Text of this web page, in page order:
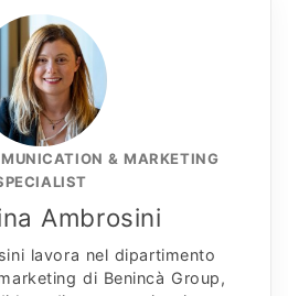
& MARKETING
Ambrosini
lavora nel dipartimento
di Benincà Group,